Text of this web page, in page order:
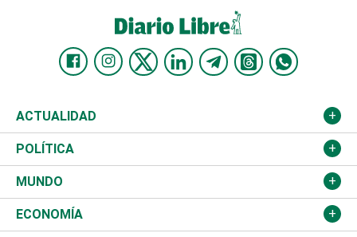
ACTUALIDAD
Nacional
Ciudad
Educación
POLÍTICA
Partidos
JCE
MUNDO
Estados Unidos
ECONOMÍA